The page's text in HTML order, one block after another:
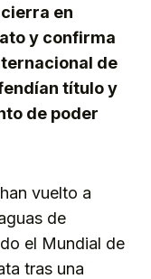
en
y confirma
de
título y
de poder
vuelto a
de
el Mundial de
tras una